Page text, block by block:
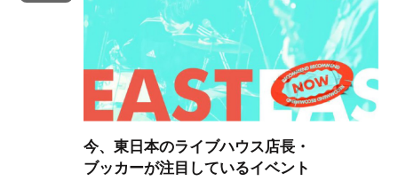
今、東日本のライブハウス店長・
ブッカーが注目しているイベント